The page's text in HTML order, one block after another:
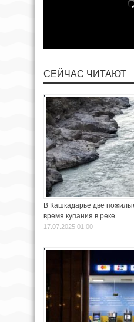
СЕЙЧАС ЧИТАЮТ
В Кашкадарье две
время купания в реке
17.07.2025 01:00